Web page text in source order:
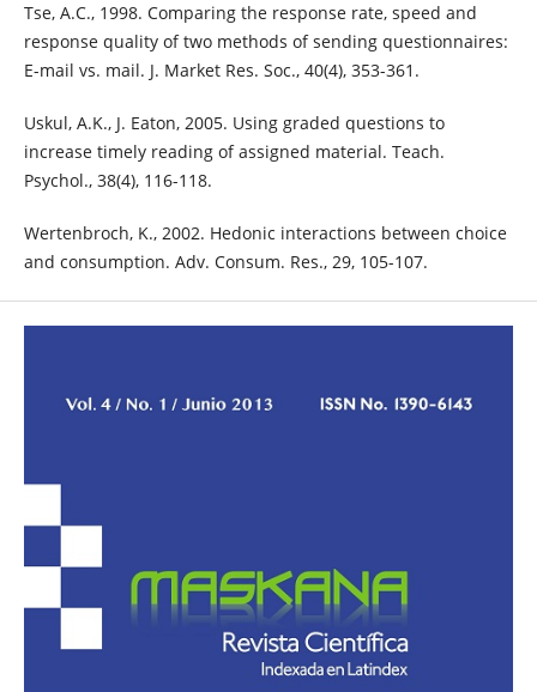
Tse, A.C., 1998. Comparing the response rate, speed and
response quality of two methods of sending questionnaires:
E-mail vs. mail. J. Market Res. Soc., 40(4), 353-361.
Uskul, A.K., J. Eaton, 2005. Using graded questions to
increase timely reading of assigned material. Teach.
Psychol., 38(4), 116-118.
Wertenbroch, K., 2002. Hedonic interactions between choice
and consumption. Adv. Consum. Res., 29, 105-107.